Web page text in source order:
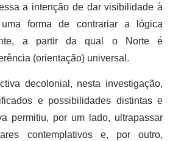
a intenção de dar visibilidade à
forma de contrariar a lógica
a partir da qual o Norte é
(orientação) universal.
decolonial, nesta investigação,
e possibilidades distintas e
permitiu, por um lado, ultrapassar
contemplativos e, por outro,